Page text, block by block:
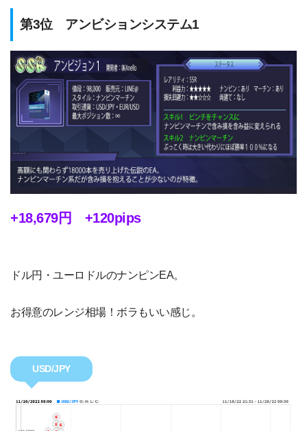
第3位 アンビションシステム1
+18,679円 +120pips
ドル円・ユーロドルのナンピンEA。
お得意のレンジ相場！ボラもいい感じ。
USD/JPY